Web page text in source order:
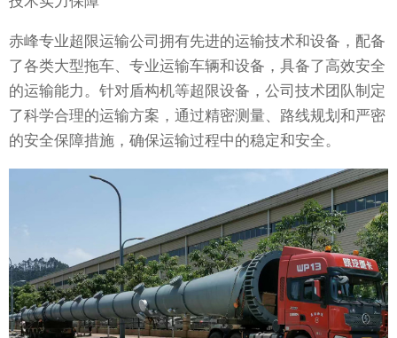
赤峰专业超限运输公司拥有先进的运输技术和设备，配备
了各类大型拖车、专业运输车辆和设备，具备了高效安全
的运输能力。针对盾构机等超限设备，公司技术团队制定
了科学合理的运输方案，通过精密测量、路线规划和严密
的安全保障措施，确保运输过程中的稳定和安全。